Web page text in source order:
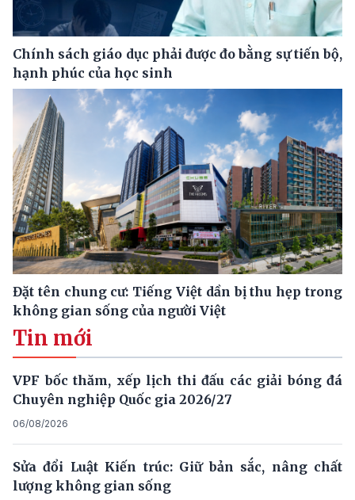
Chính sách giáo dục phải được đo bằng sự tiến bộ,
hạnh phúc của học sinh
Đặt tên chung cư: Tiếng Việt dần bị thu hẹp trong
không gian sống của người Việt
Tin mới
VPF bốc thăm, xếp lịch thi đấu các giải bóng đá
Chuyên nghiệp Quốc gia 2026/27
06/08/2026
Sửa đổi Luật Kiến trúc: Giữ bản sắc, nâng chất
lượng không gian sống